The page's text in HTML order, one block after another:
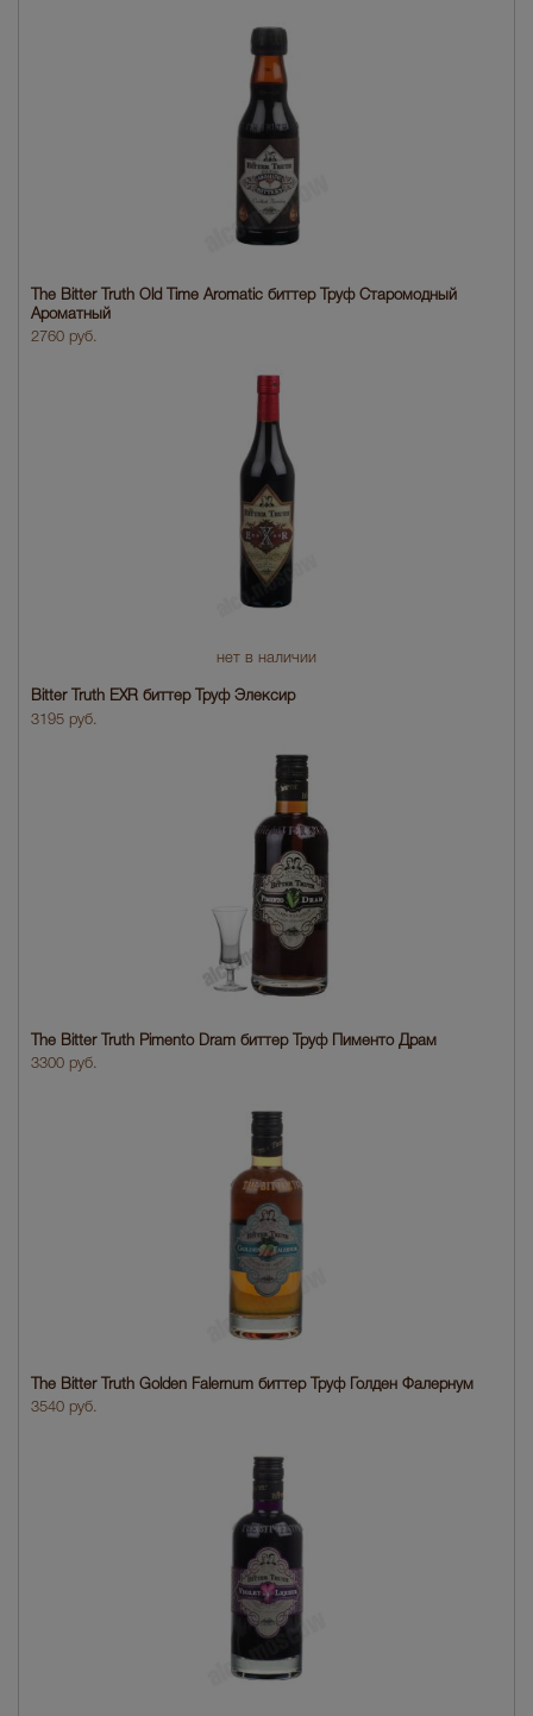
The Bitter Truth Old Time Aromatic биттер Труф Старомодный
Ароматный
2760 руб.
нет в наличии
Bitter Truth EXR биттер Труф Элексир
3195 руб.
The Bitter Truth Pimento Dram биттер Труф Пименто Драм
3300 руб.
The Bitter Truth Golden Falernum биттер Труф Голден Фалернум
3540 руб.